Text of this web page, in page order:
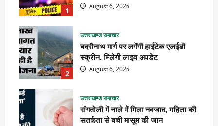
1 August 6, 2026
2
उत्तराखण्ड समाचार
बदरीनाथ मार्ग पर लगेंगी हाईटेक एलईडी
स्क्रीन, मिलेगी लाइव अपडेट
August 6, 2026
उत्तराखण्ड समाचार
रांगतोली में नाले में मिला नवजात, महिला की
सतर्कता से बची मासूम की जान